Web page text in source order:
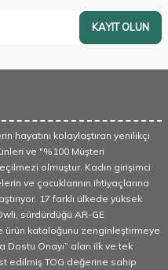
KAYIT OLUN
hayatını kolaylaştıran yenilikçi
ve "%100 Müşteri
olmuştur. Kadın girişimci
ve çocuklarının ihtiyaçlarına
17 farklı ülkede yüksek
sürdürdüğü AR-GE
ürün kataloğunu zenginleştirmeye
Dostu Onayı” alan ilk ve tek
edilmiş TOG değerine sahip